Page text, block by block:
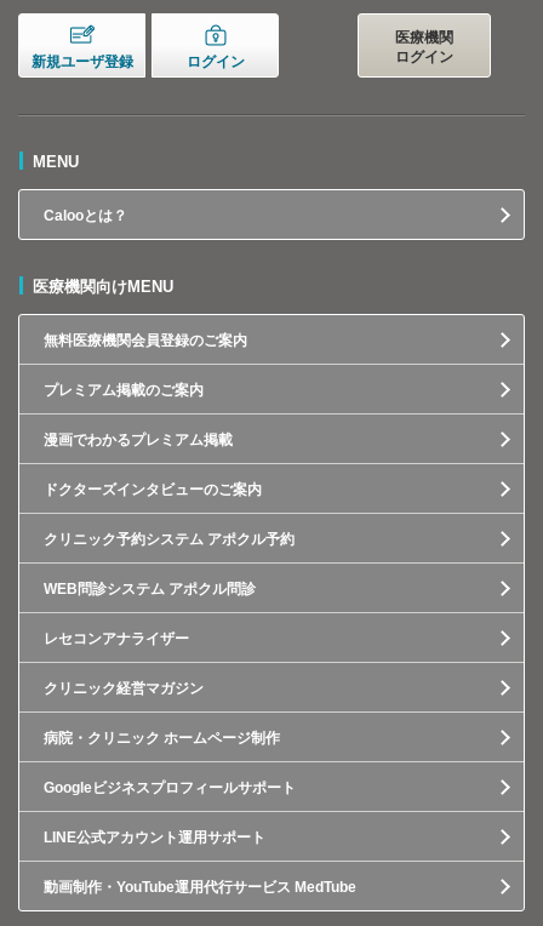
新規ユーザ登録 ログイン
医療機関
ログイン
MENU
Calooとは？
医療機関向けMENU
無料医療機関会員登録のご案内
プレミアム掲載のご案内
漫画でわかるプレミアム掲載
ドクターズインタビューのご案内
クリニック予約システム アポクル予約
WEB問診システム アポクル問診
レセコンアナライザー
クリニック経営マガジン
病院・クリニック ホームページ制作
Googleビジネスプロフィールサポート
LINE公式アカウント運用サポート
動画制作・YouTube運用代行サービス MedTube